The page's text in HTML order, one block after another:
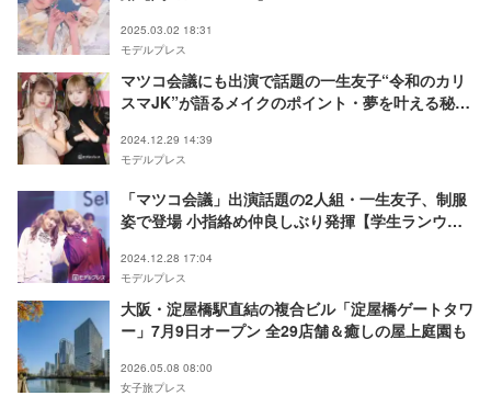
2025.03.02 18:31
モデルプレス
マツコ会議にも出演で話題の一生友子“令和のカリ
スマJK”が語るメイクのポイント・夢を叶える秘訣
2024.12.29 14:39
モデルプレス
「マツコ会議」出演話題の2人組・一生友子、制服
姿で登場 小指絡め仲良しぶり発揮【学生ランウェ
2024.12.28 17:04
モデルプレス
大阪・淀屋橋駅直結の複合ビル「淀屋橋ゲートタワ
ー」7月9日オープン 全29店舗＆癒しの屋上庭園も
2026.05.08 08:00
女子旅プレス